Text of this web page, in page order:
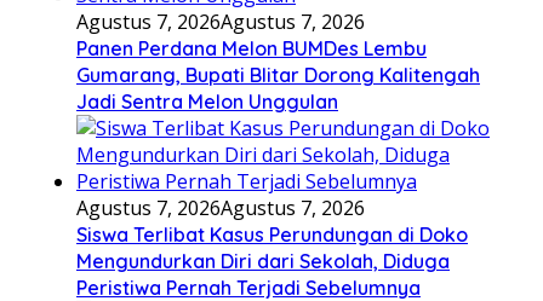
Agustus 7, 2026Agustus 7, 2026
Panen Perdana Melon BUMDes Lembu
Gumarang, Bupati Blitar Dorong Kalitengah
Jadi Sentra Melon Unggulan
Agustus 7, 2026Agustus 7, 2026
Siswa Terlibat Kasus Perundungan di Doko
Mengundurkan Diri dari Sekolah, Diduga
Peristiwa Pernah Terjadi Sebelumnya